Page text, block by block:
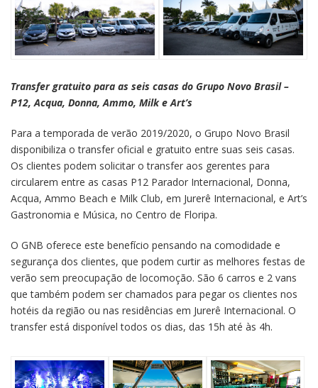
Transfer gratuito para as seis casas do Grupo Novo Brasil –
P12, Acqua, Donna, Ammo, Milk e Art’s
Para a temporada de verão 2019/2020, o Grupo Novo Brasil
disponibiliza o transfer oficial e gratuito entre suas seis casas.
Os clientes podem solicitar o transfer aos gerentes para
circularem entre as casas P12 Parador Internacional, Donna,
Acqua, Ammo Beach e Milk Club, em Jurerê Internacional, e Art’s
Gastronomia e Música, no Centro de Floripa.
O GNB oferece este benefício pensando na comodidade e
segurança dos clientes, que podem curtir as melhores festas de
verão sem preocupação de locomoção. São 6 carros e 2 vans
que também podem ser chamados para pegar os clientes nos
hotéis da região ou nas residências em Jurerê Internacional. O
transfer está disponível todos os dias, das 15h até às 4h.